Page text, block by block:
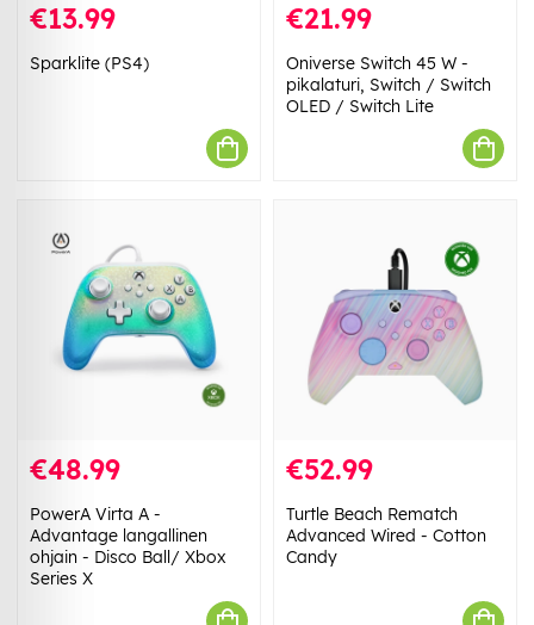
€13.99
Sparklite (PS4)
€21.99
Oniverse Switch 45 W -
pikalaturi, Switch / Switch
OLED / Switch Lite
€48.99
PowerA Virta A -
Advantage langallinen
ohjain - Disco Ball/ Xbox
Series X
€52.99
Turtle Beach Rematch
Advanced Wired - Cotton
Candy